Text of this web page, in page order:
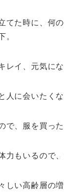
てた時に、何
。
レイ、元気にな
人に会いたく
で、服を買っ
力もいるので
しい高齢層の